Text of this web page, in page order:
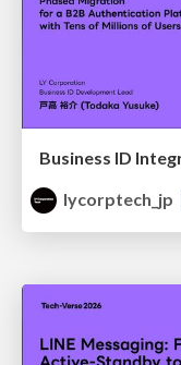
lycorptech_jp